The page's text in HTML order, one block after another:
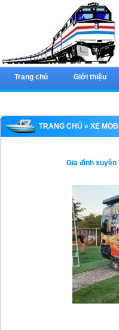
Trang chủ Giới thiệu
TRANG CHỦ » XE
Gia đình xuyên